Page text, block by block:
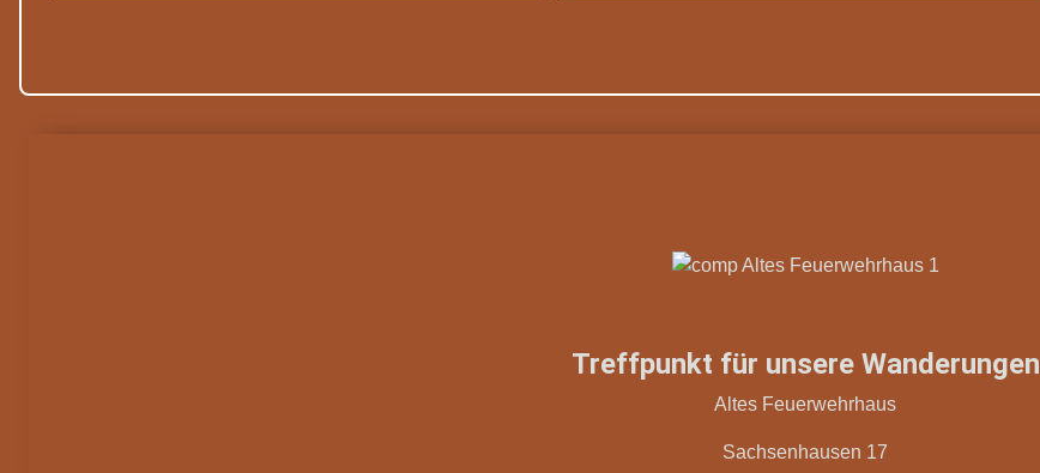
Treffpunkt für unsere Wanderungen
Altes Feuerwehrhaus
Sachsenhausen 17